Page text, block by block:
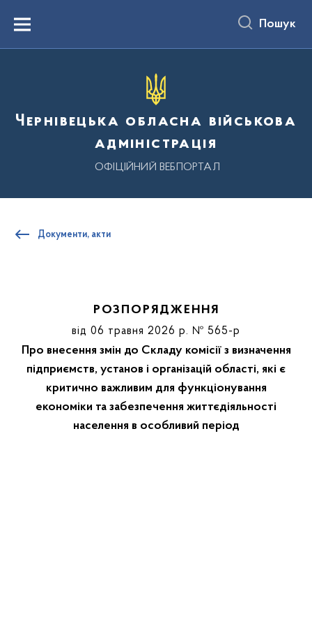
вмістуMenu Пошук
Чернівецька обласна військова
адміністрація
ОФІЦІЙНИЙ ВЕБПОРТАЛ
Документи, акти
РОЗПОРЯДЖЕННЯ
від 06 травня 2026 р. № 565-р
Про внесення змін до Складу комісії з визначення
підприємств, установ і організацій області, які є
критично важливим для функціонування
економіки та забезпечення життєдіяльності
населення в особливий період